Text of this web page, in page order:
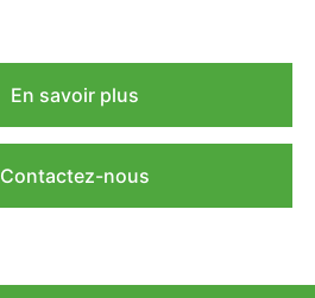
En savoir plus
Contactez-nous